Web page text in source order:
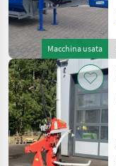
Macchina usata